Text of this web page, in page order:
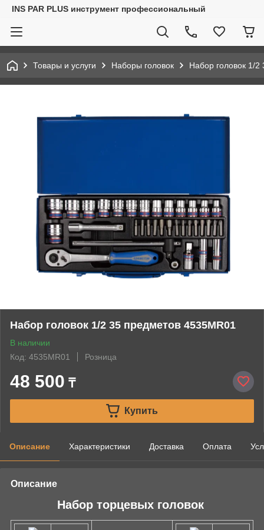
INS PAR PLUS инструмент профессиональный
Товары и услуги Наборы головок Набор головок 1/
Набор головок 1/2 35 предметов 4535MR01
В наличии
Код: 4535MR01
Розница
48 500 ₸
Купить
Описание Характеристики Доставка Оплата
Описание
Набор торцевых головок